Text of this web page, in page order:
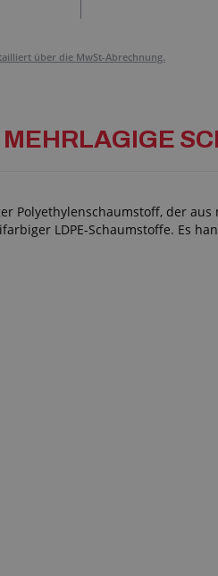
über die MwSt-Abrechnung.
Polyethylenschaumstoff, der
LDPE-Schaumstoffe. Es